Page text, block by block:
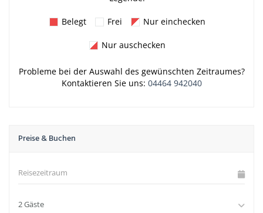
Belegt Frei Nur einchecken
Nur auschecken
Probleme bei der Auswahl des gewünschten Zeitraumes?
Kontaktieren Sie uns: 04464 942040
Preise & Buchen